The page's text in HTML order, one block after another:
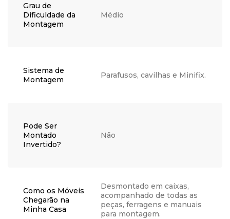
Grau de
Dificuldade da
Montagem
Médio
Sistema de
Montagem
Parafusos, cavilhas e Minifix.
Pode Ser
Montado
Invertido?
Não
Como os Móveis
Chegarão na
Minha Casa
Desmontado em caixas,
acompanhado de todas as
peças, ferragens e manuais
para montagem.